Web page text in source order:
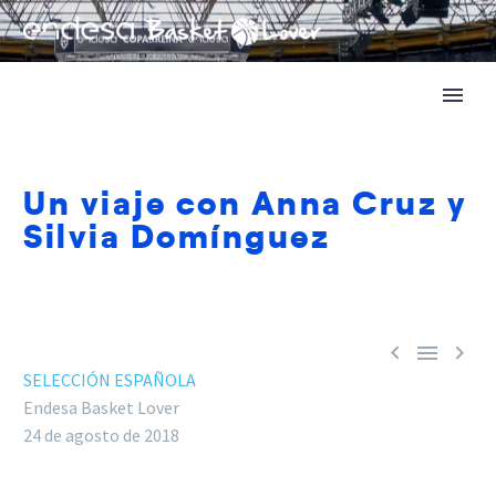
Un viaje con Anna Cruz y
Silvia Domínguez
  
SELECCIÓN ESPAÑOLA
Endesa Basket Lover
24 de agosto de 2018